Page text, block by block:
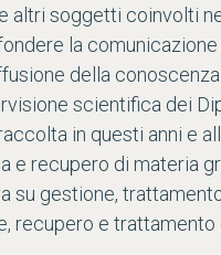
altri soggetti coinvolti
la
della
scientifica dei
in questi anni e
e recupero di materia
su gestione,
recupero e trattamento